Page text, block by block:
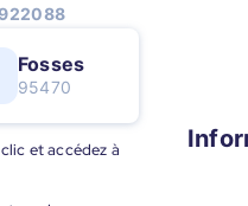
Fosses
95470
et accédez à